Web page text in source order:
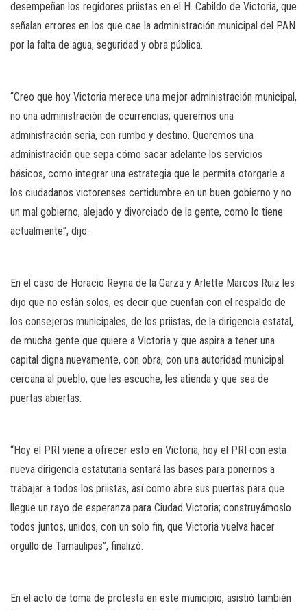
desempeñan los regidores priistas en el H. Cabildo de Victoria, que
señalan errores en los que cae la administración municipal del PAN
por la falta de agua, seguridad y obra pública.
“Creo que hoy Victoria merece una mejor administración municipal,
no una administración de ocurrencias; queremos una
administración sería, con rumbo y destino. Queremos una
administración que sepa cómo sacar adelante los servicios
básicos, como integrar una estrategia que le permita otorgarle a
los ciudadanos victorenses certidumbre en un buen gobierno y no
un mal gobierno, alejado y divorciado de la gente, como lo tiene
actualmente”, dijo.
En el caso de Horacio Reyna de la Garza y Arlette Marcos Ruiz les
dijo que no están solos, es decir que cuentan con el respaldo de
los consejeros municipales, de los priistas, de la dirigencia estatal,
de mucha gente que quiere a Victoria y que aspira a tener una
capital digna nuevamente, con obra, con una autoridad municipal
cercana al pueblo, que les escuche, les atienda y que sea de
puertas abiertas.
“Hoy el PRI viene a ofrecer esto en Victoria, hoy el PRI con esta
nueva dirigencia estatutaria sentará las bases para ponernos a
trabajar a todos los priistas, así como abre sus puertas para que
llegue un rayo de esperanza para Ciudad Victoria; construyámoslo
todos juntos, unidos, con un solo fin, que Victoria vuelva hacer
orgullo de Tamaulipas”, finalizó.
En el acto de toma de protesta en este municipio, asistió también